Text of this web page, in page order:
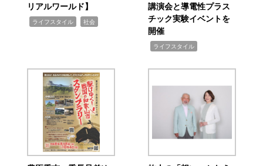
リアルワールド】
ライフスタイル 社会
講演会と導電性プラス
チック実験イベントを
開催
ライフスタイル